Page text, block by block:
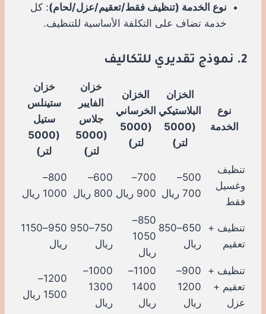
نوع الخدمة (تنظيف فقط/تعقيم/عزل/لحام): كل
خدمة تضاف على التكلفة الأساسية للتنظيف.
2. نموذج تقديري للتكاليف
نوع
الخدمة
الخزان
البلاستيكي
(5000
لتر)
الخزان
الخرساني
(5000
لتر)
خزان
الفايبر
جلاس
(5000
لتر)
خزان
ستينلس
ستيل
(5000
لتر)
تنظيف
وغسيل
فقط
500–
700 ريال
700–
900 ريال
600–
800 ريال
800–
1000 ريال
تنظيف +
تعقيم
650–850
ريال
850–
1050
ريال
750–950
ريال
950–1150
ريال
تنظيف +
تعقيم +
عزل
900–
1200
ريال
1100–
1400
ريال
1000–
1300
ريال
1200–
1500 ريال